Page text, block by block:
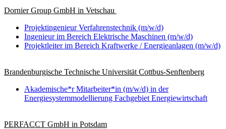
Dornier Group GmbH in Vetschau
Projektingenieur Verfahrenstechnik (m/w/d)
Ingenieur im Bereich Elektrische Maschinen (m/w/d)
Projektleiter im Bereich Kraftwerke / Energieanlagen (m/w/d)
Brandenburgische Technische Universität Cottbus-Senftenberg
Akademische*r Mitarbeiter*in (m/w/d) in der
Energiesystemmodellierung Fachgebiet Energiewirtschaft
PERFACCT GmbH in Potsdam